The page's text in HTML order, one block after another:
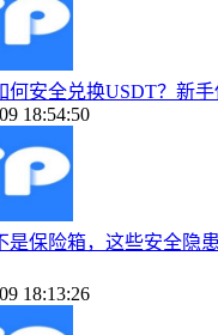
何安全兑换USDT？新
18:54:50
是保险箱，这些安全隐
18:13:26